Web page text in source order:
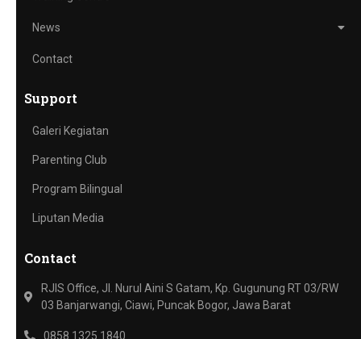
News
Contact
Support
Galeri Kegiatan
Parenting Club
Program Bilingual
Liputan Media
Contact
RJIS Office, Jl. Nurul Aini S Gatam, Kp. Gugunung RT 03/RW
03 Banjarwangi, Ciawi, Puncak Bogor, Jawa Barat
0858 1325 1840